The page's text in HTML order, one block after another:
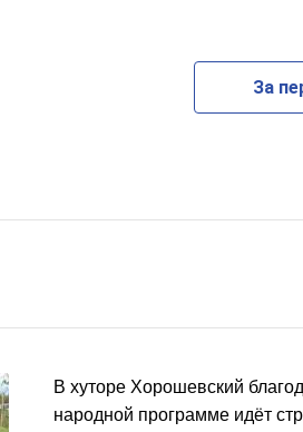
За
В хуторе Хорошевский
народной программе идёт